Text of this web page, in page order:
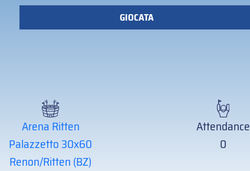
GIOCATA
Arena Ritten
Palazzetto 30x60
Renon/Ritten (BZ)
Attendance
0